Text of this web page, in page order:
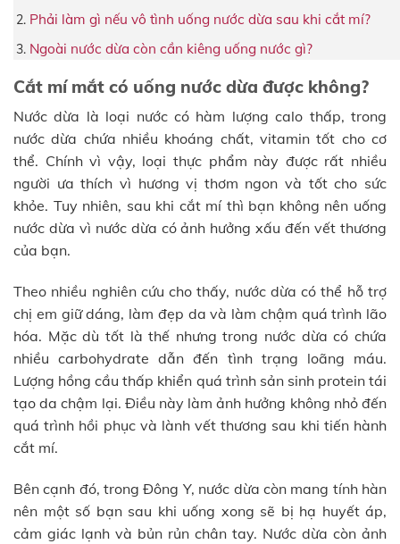
Phải làm gì nếu vô tình uống nước dừa sau khi cắt mí?
Ngoài nước dừa còn cần kiêng uống nước gì?
Cắt mí mắt có uống nước dừa được không?
Nước dừa là loại nước có hàm lượng calo thấp, trong
nước dừa chứa nhiều khoáng chất, vitamin tốt cho cơ
thể. Chính vì vậy, loại thực phẩm này được rất nhiều
người ưa thích vì hương vị thơm ngon và tốt cho sức
khỏe. Tuy nhiên, sau khi cắt mí thì bạn không nên uống
nước dừa vì nước dừa có ảnh hưởng xấu đến vết thương
của bạn.
Theo nhiều nghiên cứu cho thấy, nước dừa có thể hỗ trợ
chị em giữ dáng, làm đẹp da và làm chậm quá trình lão
hóa. Mặc dù tốt là thế nhưng trong nước dừa có chứa
nhiều carbohydrate dẫn đến tình trạng loãng máu.
Lượng hồng cầu thấp khiển quá trình sản sinh protein tái
tạo da chậm lại. Điều này làm ảnh hưởng không nhỏ đến
quá trình hồi phục và lành vết thương sau khi tiến hành
cắt mí.
Bên cạnh đó, trong Đông Y, nước dừa còn mang tính hàn
nên một số bạn sau khi uống xong sẽ bị hạ huyết áp,
cảm giác lạnh và bủn rủn chân tay. Nước dừa còn ảnh